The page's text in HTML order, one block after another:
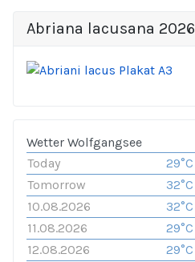
Abriana lacusana 2026
Wetter Wolfgangsee
Today
29°C
Tomorrow
32°C
10.08.2026
32°C
11.08.2026
29°C
12.08.2026
29°C